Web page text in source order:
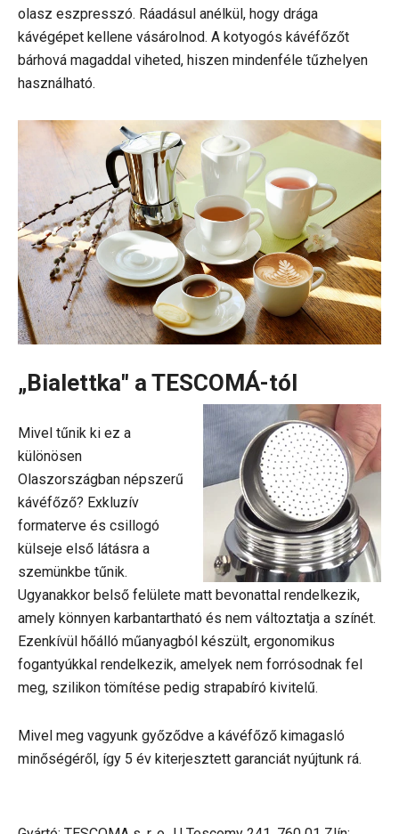
olasz eszpresszó. Ráadásul anélkül, hogy drága
kávégépet kellene vásárolnod. A kotyogós kávéfőzőt
bárhová magaddal viheted, hiszen mindenféle tűzhelyen
használható.
„Bialettka" a TESCOMÁ-tól
Mivel tűnik ki ez a
különösen
Olaszországban népszerű
kávéfőző? Exkluzív
formaterve és csillogó
külseje első látásra a
szemünkbe tűnik.
Ugyanakkor belső felülete matt bevonattal rendelkezik,
amely könnyen karbantartható és nem változtatja a színét.
Ezenkívül hőálló műanyagból készült, ergonomikus
fogantyúkkal rendelkezik, amelyek nem forrósodnak fel
meg, szilikon tömítése pedig strapabíró kivitelű.
Mivel meg vagyunk győződve a kávéfőző kimagasló
minőségéről, így 5 év kiterjesztett garanciát nyújtunk rá.